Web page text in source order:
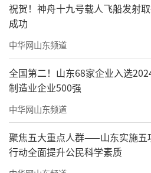
整合力量，丰富内容
艺工作者、体育工作者、
承人和“五老”等1180余
利用科教资源，到学校和
期托管服务。其中，校内
和兴趣活动为主，学校开
活动室、操场等活动空间
祝贺！神舟十九号载人飞船发射
成功
中华网山东频道
全国第二！山东68家企业入选
制造业企业500强
中华网山东频道
聚焦五大重点人群——山东实施五
行动全面提升公民科学素质